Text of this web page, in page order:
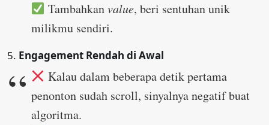
Tambahkanvalue, beri sentuhan unik
milikmu sendiri.
5. Engagement Rendah di Awal
Kalau dalam beberapa detik pertama
penonton sudah scroll, sinyalnya negatif buat
algoritma.